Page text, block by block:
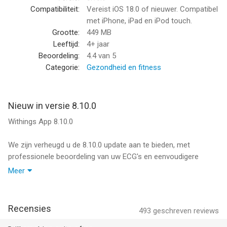
helpen zelfverzekerde, geïnformeerde beslissingen over je
• GEWICHTS- & LICHAAMSSAMENSTELLINGSMONITORING
• ACTIVITEITSMONITORING
• SLAAPSCORE
• VOEDINGSTRACKING
Creëer een op maat gemaakt gezondheidsprofiel, monitor
symptomen en stel haalbare doelen om je lichaam beter te
begrijpen, gemotiveerd te blijven en je gezondheid in de loop
MEERDERE PROFIELEN OM DE GEZONDHEID VAN HET GEZIN
Compatibiliteit:
Vereist iOS 18.0 of nieuwer. Compatibel
met iPhone, iPad en iPod touch.
Grootte:
449 MB
Leeftijd:
4+ jaar
Beoordeling:
4.4van 5
Categorie:
Gezondheid en fitness
Nieuw in versie 8.10.0
Withings App 8.10.0
We zijn verheugd u de 8.10.0 update aan te bieden, met
professionele beoordeling van uw ECG's en eenvoudigere
herverbinding van uw apparaten.
een ongebruikelijk resultaat toont (mogelijke atriumfibrillatie,
onduidelijke lezing…), markeert de app dit direct onder uw
Meer
493 geschreven reviews
Recensies